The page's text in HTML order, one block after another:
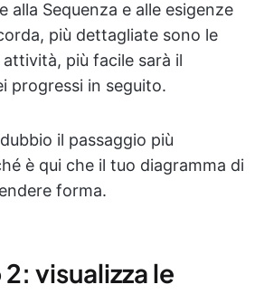
alla Sequenza e alle esigenze
più dettagliate sono le
più facile sarà il
progressi in seguito.
il passaggio più
è qui che il tuo diagramma di
forma.
visualizza le